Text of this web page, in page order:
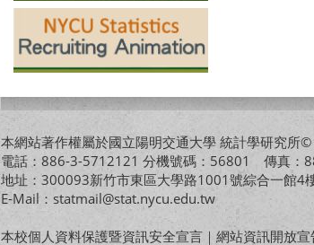
本網站著作權屬於國立陽明交通大學 統計學研究所
電話：886-3-5712121 分機號碼：56801 傳真：
地址：300093新竹市東區大學路1001號綜合一館
E-Mail：statmail@stat.nycu.edu.tw
本校個人資料保護暨資訊安全宣言 ｜ 網站資訊開放宣